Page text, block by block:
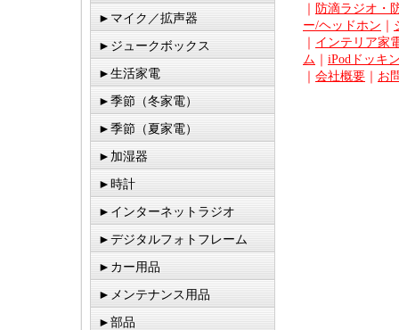
►マイク／拡声器
►ジュークボックス
►生活家電
►季節（冬家電）
►季節（夏家電）
►加湿器
►時計
►インターネットラジオ
►デジタルフォトフレーム
►カー用品
►メンテナンス用品
►部品
｜ 防滴ラジオ・
ー/ヘッドホン ｜
｜ インテリア家
ム ｜ iPodドッキ
｜ 会社概要 ｜ お